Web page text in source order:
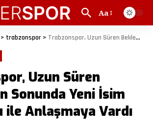
Aa
> trabzonspor > Trabzonspor, Uzun Süren Bekleyişin Sonunda Yeni İsim Sponsoru ile Anlaşmaya Vardı
Uzun Süren
Sonunda Yeni İsim
ile Anlaşmaya Vardı